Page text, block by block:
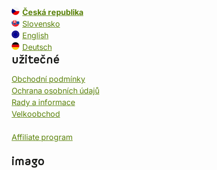
Česká republika
Slovensko
English
Deutsch
užitečné
Obchodní podmínky
Ochrana osobních údajů
Rady a informace
Velkoobchod
Affiliate program
imago